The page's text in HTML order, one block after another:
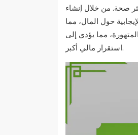
صحة. من خلال إنشاء
حول المال، مما
مما يؤدي إلى
استقرار مالي أكبر.